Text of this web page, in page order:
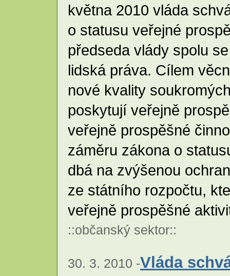
května 2010 vláda
o statusu veřejné
předseda vlády spolu
lidská práva. Cílem
nové kvality
poskytují veřejně
veřejně prospěšné
záměru zákona o
dbá na zvýšenou
ze státního rozpočtu,
veřejně prospěšné
::občanský sektor::
30. 3. 2010 -Vláda